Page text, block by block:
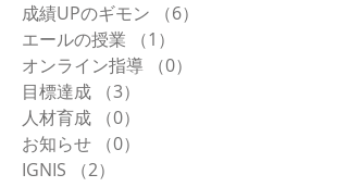
成績UPのギモン （6）
エールの授業
（1）
オンライン指導
（0）
目標達成
（3）
人材育成
（0）
お知らせ
（0）
IGNIS
（2）